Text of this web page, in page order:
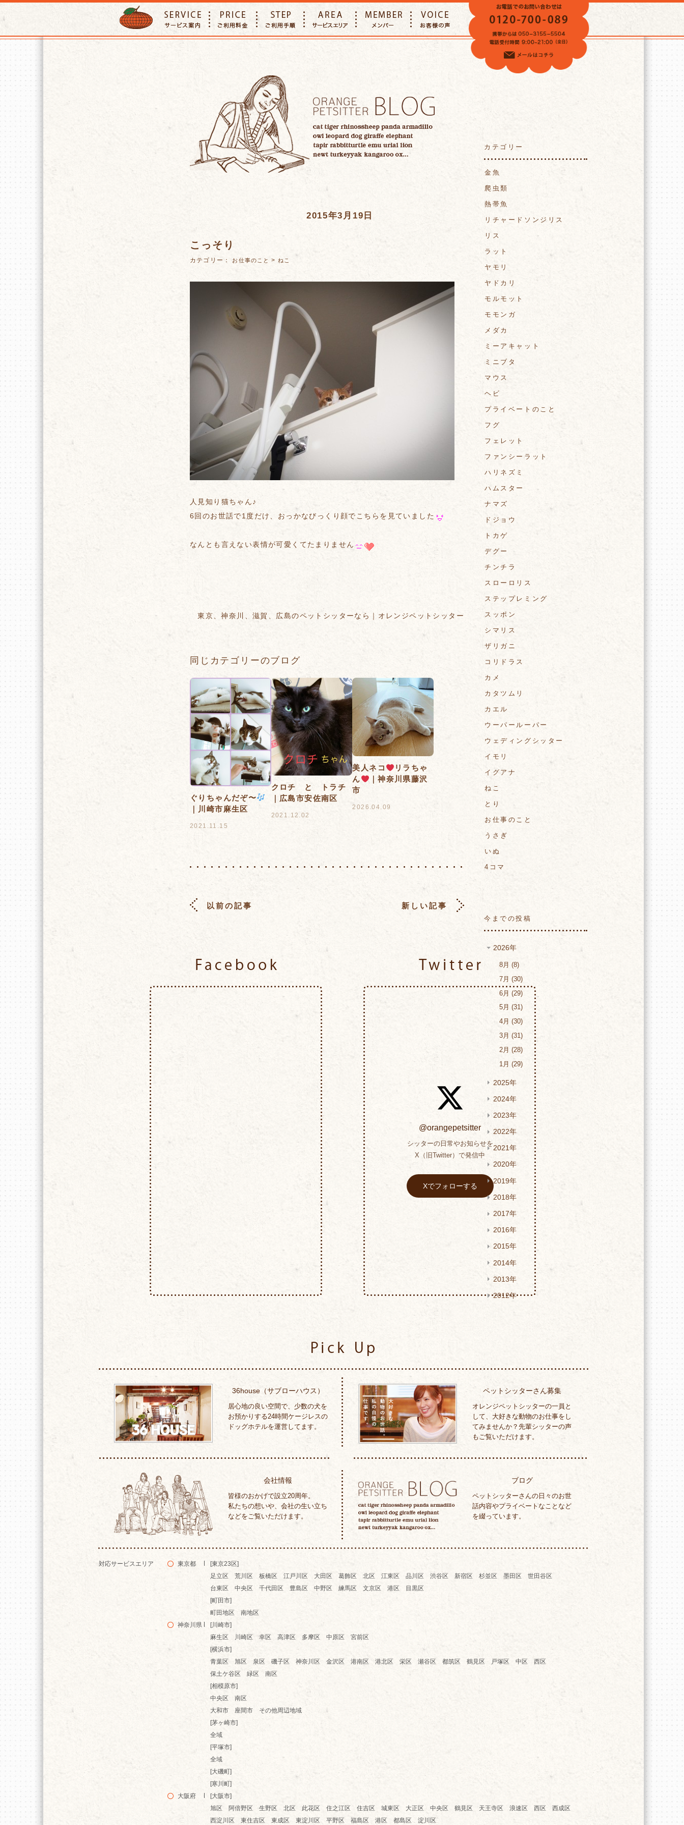
VOICE
2015年3月19日
こっそり
カテゴリー： お仕事のこと > ねこ
人見知り猫ちゃん♪
6回のお世話で1度だけ、おっかなびっくり顔でこちらを見ていました
なんとも言えない表情が可愛くてたまりません
東京、神奈川、滋賀、広島のペットシッターなら｜オレンジペットシッター
同じカテゴリーのブログ
ぐりちゃんだぞ〜
｜川崎市麻生区
2021.11.15
クロチ と トラチ
｜広島市安佐南区
2021.12.02
美人ネコ
リラちゃ
ん
｜神奈川県藤沢
市
2026.04.09
以前の記事 新しい記事
カテゴリー
金魚
爬虫類
熱帯魚
リチャードソンジリス
リス
ラット
ヤモリ
ヤドカリ
モルモット
モモンガ
メダカ
ミーアキャット
ミニブタ
マウス
ヘビ
プライベートのこと
フグ
フェレット
ファンシーラット
ハリネズミ
ハムスター
ナマズ
ドジョウ
トカゲ
デグー
チンチラ
スローロリス
ステップレミング
スッポン
シマリス
ザリガニ
コリドラス
カメ
カタツムリ
カエル
ウーパールーパー
ウェディングシッター
イモリ
イグアナ
ねこ
とり
お仕事のこと
うさぎ
いぬ
4コマ
今までの投稿
2026年
8月
8
7月
30
6月
29
5月
31
4月
30
3月
31
2月
28
1月
29
2025年
2024年
2023年
2022年
2021年
2020年
2019年
2018年
2017年
2016年
2015年
2014年
2013年
2012年
Twitter
@orangepetsitter
シッターの日常やお知らせを
X（旧Twitter）で発信中
Xでフォローする
36house（サブローハウス）
居心地の良い空間で、少数の犬を
お預かりする24時間ケージレスの
ドッグホテルを運営してます。
ペットシッターさん募集
オレンジペットシッターの一員と
して、大好きな動物のお仕事をし
てみませんか？先輩シッターの声
もご覧いただけます。
会社情報
皆様のおかげで設立20周年。
私たちの想いや、会社の生い立ち
などをご覧いただけます。
ブログ
ペットシッターさんの日々のお世
話内容やプライベートなことなど
を綴っています。
対応サービスエリア 東京都
[東京23区]
足立区 荒川区 板橋区 江戸川区 大田区 葛飾区 北区 江東区 品川区 渋谷区 新宿区 杉並区 墨田区 世田谷区
台東区 中央区 千代田区 豊島区 中野区 練馬区 文京区 港区 目黒区
[町田市]
町田地区 南地区
神奈川県
[川崎市]
麻生区 川崎区 幸区 高津区 多摩区 中原区 宮前区
[横浜市]
青葉区 旭区 泉区 磯子区 神奈川区 金沢区 港南区 港北区 栄区 瀬谷区 都筑区 鶴見区 戸塚区 中区 西区
保土ケ谷区 緑区 南区
[相模原市]
中央区 南区
大和市 座間市 その他周辺地域
[茅ヶ崎市]
全域
[平塚市]
全域
[大磯町]
[寒川町]
大阪府
[大阪市]
旭区 阿倍野区 生野区 北区 此花区 住之江区 住吉区 城東区 大正区 中央区 鶴見区 天王寺区 浪速区 西区 西成区
西淀川区 東住吉区 東成区 東淀川区 平野区 福島区 港区 都島区 淀川区